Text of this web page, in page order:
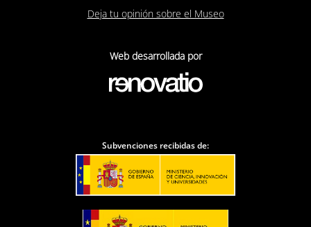
Deja tu opinión sobre el Museo
Web desarrollada por
Subvenciones recibidas de: